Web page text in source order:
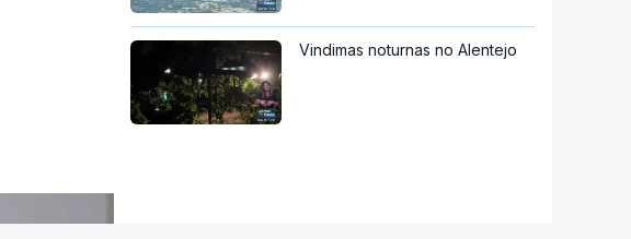
Vindimas noturnas no Alentejo